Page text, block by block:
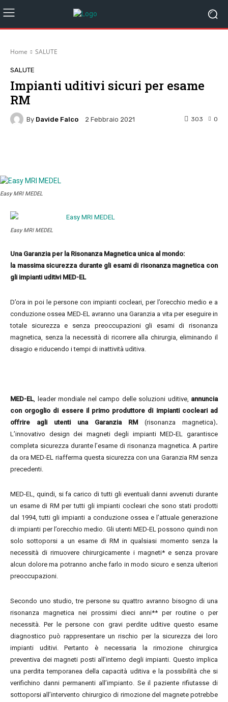
Home SALUTE
SALUTE
Impianti uditivi sicuri per esame
RM
By Davide Falco 2 Febbraio 2021 0
303
Easy MRI MEDEL
Easy MRI MEDEL
Una Garanzia per la Risonanza Magnetica unica al mondo:
la massima sicurezza durante gli esami di risonanza magnetica con
gli impianti uditivi MED-EL
D’ora in poi le persone con impianti cocleari, per l’orecchio medio e a
conduzione ossea MED-EL avranno una Garanzia a vita per eseguire in
totale sicurezza e senza preoccupazioni gli esami di risonanza
magnetica, senza la necessità di ricorrere alla chirurgia, eliminando il
disagio e riducendo i tempi di inattività uditiva.
MED-EL, leader mondiale nel campo delle soluzioni uditive, annuncia
con orgoglio di essere il primo produttore di impianti cocleari ad
offrire agli utenti una Garanzia RM (risonanza magnetica).
L’innovativo design dei magneti degli impianti MED-EL garantisce
completa sicurezza durante l’esame di risonanza magnetica. A partire
da ora MED-EL riafferma questa sicurezza con una Garanzia RM senza
precedenti.
MED-EL, quindi, si fa carico di tutti gli eventuali danni avvenuti durante
un esame di RM per tutti gli impianti cocleari che sono stati prodotti
dal 1994, tutti gli impianti a conduzione ossea e l’attuale generazione
di impianti per l’orecchio medio. Gli utenti MED-EL possono quindi non
solo sottoporsi a un esame di RM in qualsiasi momento senza la
necessità di rimuovere chirurgicamente i magneti* e senza provare
alcun dolore ma potranno anche farlo in modo sicuro e senza ulteriori
preoccupazioni.
Secondo uno studio, tre persone su quattro avranno bisogno di una
risonanza magnetica nei prossimi dieci anni** per routine o per
necessità. Per le persone con gravi perdite uditive questo esame
diagnostico può rappresentare un rischio per la sicurezza dei loro
impianti uditivi. Pertanto è necessaria la rimozione chirurgica
preventiva dei magneti posti all’interno degli impianti. Questo implica
una perdita temporanea della capacità uditiva e la possibilità che si
verifichino danni permanenti all’impianto. Se il paziente rifiutasse di
sottoporsi all’intervento chirurgico di rimozione del magnete potrebbe